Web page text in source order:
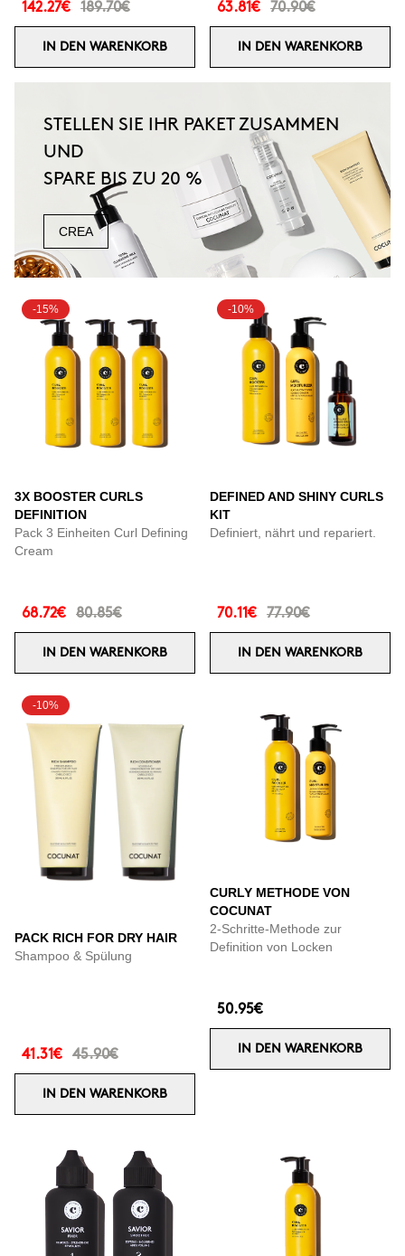
142.27€ 189.70€
IN DEN WARENKORB
63.81€ 70.90€
IN DEN WARENKORB
STELLEN SIE IHR PAKET ZUSAMMEN
UND
SPARE BIS ZU 20 %
CREA
-15%
3X BOOSTER CURLS
DEFINITION
Pack 3 Einheiten Curl Defining
Cream
68.72€ 80.85€
IN DEN WARENKORB
-10%
DEFINED AND SHINY CURLS
KIT
Definiert, nährt und repariert.
70.11€ 77.90€
IN DEN WARENKORB
-10%
PACK RICH FOR DRY HAIR
Shampoo & Spülung
41.31€ 45.90€
IN DEN WARENKORB
CURLY METHODE VON
COCUNAT
2-Schritte-Methode zur
Definition von Locken
50.95€
IN DEN WARENKORB